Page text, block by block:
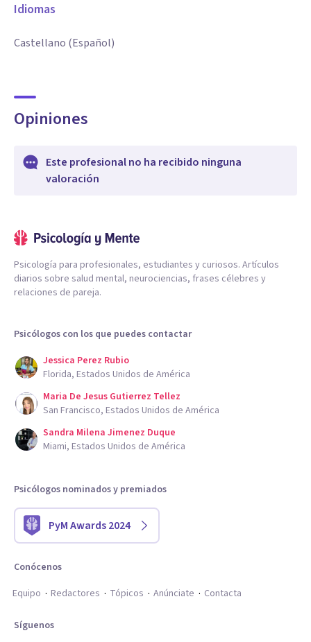
Idiomas
Castellano (Español)
Opiniones
Este profesional no ha recibido ninguna
valoración
Psicología para profesionales, estudiantes y curiosos. Artículos
diarios sobre salud mental, neurociencias, frases célebres y
relaciones de pareja.
Psicólogos con los que puedes contactar
Jessica Perez Rubio
Florida, Estados Unidos de América
Maria De Jesus Gutierrez Tellez
San Francisco, Estados Unidos de América
Sandra Milena Jimenez Duque
Miami, Estados Unidos de América
Psicólogos nominados y premiados
PyM Awards 2024
Conócenos
Equipo
Redactores Tópicos Anúnciate Contacta
Síguenos